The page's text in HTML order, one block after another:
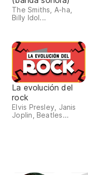
The Smiths, A-ha,
Billy Idol...
La evolución del
rock
Elvis Presley, Janis
Joplin, Beatles...